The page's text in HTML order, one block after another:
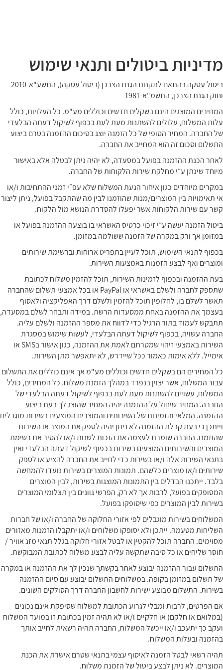
מדיניות ביטולים ותנאי שימוש
ביטול עסקה בהתאם לתקנות הגנת הצרכן (ביטול עסקה), התשע"א-2010
וחוק הגנת הצרכן, התשמ"א-1981
המחירים המוצגים הינם בשקלים חדשים וכוללים מע"מ. כל העלויות, כולל
עלות המשלוח, עלולים להשתנות מעת לעת בכפוף לשיקול דעתה הבלעדי
של החברה. המחיר הסופי של כל הזמנה יוצג בסיכום ההזמנה בטרם ביצוע
התשלום וסכום זה הוא המחייב את החברה.
לאחר הכנת ההזמנה בפועל במסעדה, לא יהיה ניתן לבטלה אלא באישור
מיוחד שינתן ע״י מחלקת שירות הלקוחות של החברה.
במקרים מיוחדים כגון איחור הגעת המשלוח שלא עפ״י זמני ההתחיבות ו/או
אי תאימויות בין המוצרים/מנות שהוזמנו לבין מה שהתקבל בפועל, ניתן ליצור
קשר עם שירות הלקוחות אשר יפעלו להסדרת הנושא מול הלקוח.
ביטול הזמנה יעשה ע״י זיכוי כרטיס האשראי בו בוצעה ההזמנה בפועל או
במזומן אך ורק במקרה של הזמנה ששולמה במזומן.
בכפוף לתנאי השימוש, תוכל לעיין בתפריט ארוחות וברשימת שירותים
ומוצרים ואף לבצע הזמנות באמצעות השירות.
בעת ההזמנה ובכפוף לזמינות השירות, תוכל להזמין משלוח לכתובת
שתספק לחברה ולשלם באשראי או PayPal או בכל אמצעי תשלום שהחברה
תאשר לשלם בו, לחלופין תוכל להזמין ולשלם דרך האפליקציה ולאסוף
בעצמך את ההזמנה באחת ממסעדות הרשת. במידה ותבחר לשלם במסעדה,
תתבקש לעמוד בתור הרגיל כדי לדווח את מספר ההזמנה ולשלם עליה.
החברה עשויה, בכפוף לשיקול דעתה הבלעדי, לעשות שימוש במסגרת
השירות באמצעי זיהוי שמטרתם לאמת את ההזמנה, כגון אישור בSMS או
אימייל. ללא אימות כאמור ככל שיידרש, לא יתאפשר מתן השירות.
כל המחירים הם בשקלים חדשים וכוללים מע"מ אך אינם כוללים את התשלום
עבור המשלוח, אשר יצוין בנפרד במהלך הזמנת משלוח. כל המחירים, כולל
המשלוח, עשויים להשתנות מעת לעת בכפוף לשיקול דעתה הבלעדי של
החברה. המחיר שיחול על ההזמנה יהיה המחיר שהוצג לך בעת ביצוע
ההזמנה. המלאי והזמינות של השירותים והמוצרים המוצעים בשירות מוגבלים
וייתכן כי בעת קבלת ההזמנה לא ניתן יהיה לספק את המוצר או השירות
שהוזמנו. החברה שומרת לעצמה את הזכות לשנות ו/או להסיר את רשימת
המוצרים והשירותים המוצעים בשירות בכפוף לשיקול דעתה הבלעדי ואין
בתנאי השירות אלה ו/או בשירות כדי לחייב את החברה להציע או לספק
שירותים ו/או מוצרים כלשהם. תמונות המוצרים בשירות נועדו להמחשה
בלבד. ייתכנו הבדלים בין התמונות המוצגות בשירות, לבין המוצרים
המסופקים בפועל, לרבות אך לא רק, הפרשי גוונים בין תצלומי המוצרים
בשירות לבין המוצרים כפי שיסופקו בפועל.
המשלוחים בשירות מוגבלים לפי אזורי החלוקה של החברה ו/או של חברות
השליחות מטעמה. ייתכן ולא יסופקו משלוחים ו/או יתקבלו הזמנות מאזורים
מסוימים. החברה תוכל להקטין או לבטל אזורי חלוקה בגלל תנאי מזג אוויר /
חוסר שליחים או כל סיבה שתקשה עליה לבצע משלוח לכתובת המבוקשת.
התשלום עבור ההזמנה יבוצע לאחר בקשתך שנכין לך את ההזמנה או במקרה
של תשלום במזומן בקופה. במשלוחים התשלום יבוצע עם סיום ההזמנה
בשירות. התשלום מבוצע ישירות לחשבון החברה דרך הסולקים השונים.
אם הפרטים, לרבות ומבלי לגרוע הכתובת למשלוח שסיפקת אינם נכונים
(במלואם או חלקם) או חלקיים ו/או לא תהיה זמין בכתובת זו במועד המשלוח
ועקב כך יתעכב ו/או ייכשל המשלוח, החברה תהיה רשאית לחייב אותך
בהזמנה ובעלות המשלוח.
תהיה רשאי לבטל הזמנה לאיסוף עצמי בתנאי שטרם אישרת את הכנת
המוצרים. לא ניתן לבצע ביטול של הזמנת משלוח.